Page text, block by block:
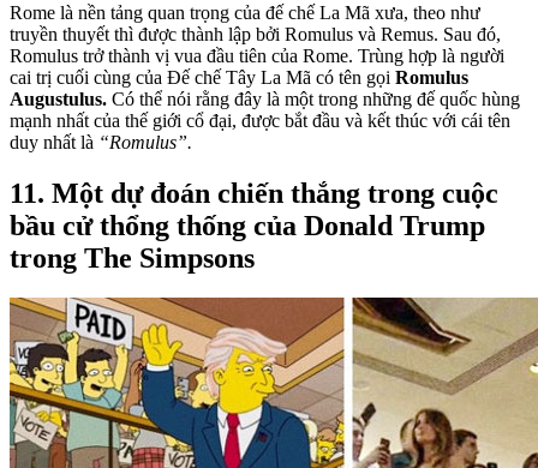
Rome là nền tảng quan trọng của đế chế La Mã xưa, theo như
truyền thuyết thì được thành lập bởi Romulus và Remus. Sau đó,
Romulus trở thành vị vua đầu tiên của Rome. Trùng hợp là người
cai trị cuối cùng của Đế chế Tây La Mã có tên gọi Romulus
Augustulus. Có thể nói rằng đây là một trong những đế quốc hùng
mạnh nhất của thế giới cổ đại, được bắt đầu và kết thúc với cái tên
duy nhất là “Romulus”.
11. Một dự đoán chiến thắng trong cuộc
bầu cử thổng thống của Donald Trump
trong The Simpsons